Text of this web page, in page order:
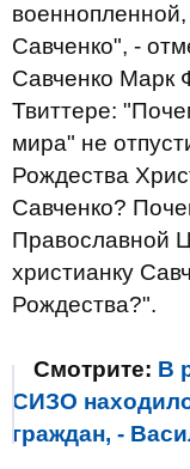
Савченко", -
Савченко Марк
Твиттере:
мира" не
Рождества
Савченко?
Православной
христианку
Рождества?".
Смотрите: В
СИЗО
граждан, -